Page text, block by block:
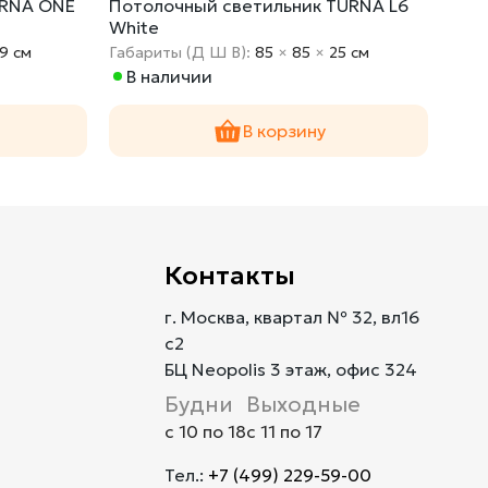
ONE
cм
Потолочный светильник TURNA L6
White
Габариты (Д Ш В):85 ×85 × 25 cм
В наличии
В корзину
Контакты
г. Москва, квартал № 32, вл16
с2
БЦ Neopolis 3 этаж, офис 324
Будни
с 10 по 18
Выходные
с 11 по 17
Тел.: +7 (499) 229-59-00